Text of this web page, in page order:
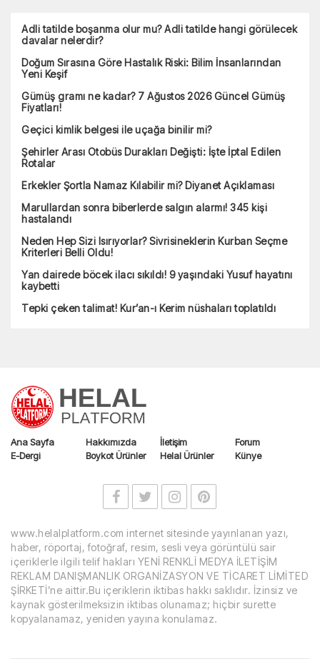
Adli tatilde boşanma olur mu? Adli tatilde hangi görülecek
davalar nelerdir?
Doğum Sırasına Göre Hastalık Riski: Bilim İnsanlarından
Yeni Keşif
Gümüş gramı ne kadar? 7 Ağustos 2026 Güncel Gümüş
Fiyatları!
Geçici kimlik belgesi ile uçağa binilir mi?
Şehirler Arası Otobüs Durakları Değişti: İşte İptal Edilen
Rotalar
Erkekler Şortla Namaz Kılabilir mi? Diyanet Açıklaması
Marullardan sonra biberlerde salgın alarmı! 345 kişi
hastalandı
Neden Hep Sizi Isırıyorlar? Sivrisineklerin Kurban Seçme
Kriterleri Belli Oldu!
Yan dairede böcek ilacı sıkıldı! 9 yaşındaki Yusuf hayatını
kaybetti
Tepki çeken talimat! Kur’an-ı Kerim nüshaları toplatıldı
Ana Sayfa Hakkımızda İletişim
Forum
E-Dergi
Boykot Ürünler Helal Ürünler Künye
www.helalplatform.com internet sitesinde yayınlanan yazı,
haber, röportaj, fotoğraf, resim, sesli veya görüntülü sair
içeriklerle ilgili telif hakları YENİ RENKLİ MEDYA İLETİŞİM
REKLAM DANIŞMANLIK ORGANİZASYON VE TİCARET LİMİTED
ŞİRKETİ’ne aittir.Bu içeriklerin iktibas hakkı saklıdır. İzinsiz ve
kaynak gösterilmeksizin iktibas olunamaz; hiçbir surette
kopyalanamaz, yeniden yayına konulamaz.